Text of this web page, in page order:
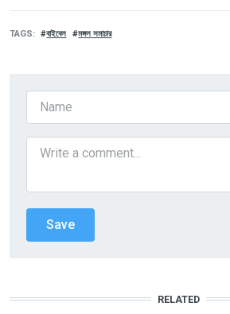
TAGS বাইবেল মঙ্গল সমাচার
RELATED